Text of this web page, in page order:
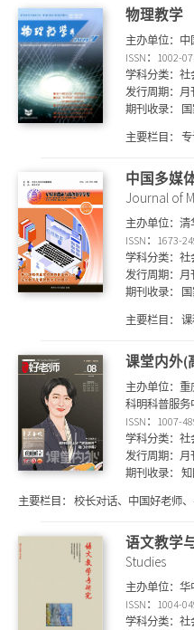
动、学习方式
教学疑难解
成长、教育调
理、课题之
物理教学
主办单位：中
ISSN：1002-
学科分类：社
发行周期：月
期刊收录：
主要栏目：
近年来为了配
坛、教研巡
中国多媒
Journal of
主办单位：清
ISSN：1673-
学科分类：社
发行周期：月
期刊收录：
主要栏目：
术、 高校网
高效网络思政
课堂内外(
主办单位：
科明科普服务
ISSN：1007-
学科分类：社
发行周期：月
期刊收录：
主要栏目： 校长对话、中国好老师
语文教学
Studies
主办单位：华
ISSN：1004-
学科分类：社